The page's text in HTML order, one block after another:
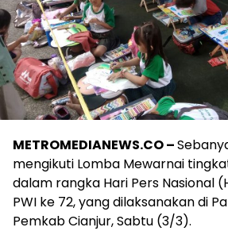
METROMEDIANEWS.CO –
mengikuti Lomba Mewarnai
dalam rangka Hari Pers Nasional
PWI ke 72, yang dilaksanakan di
Pemkab Cianjur, Sabtu (3/3).